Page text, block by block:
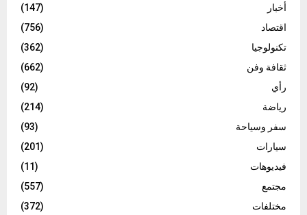
أخبار
(147)
اقتصاد
(756)
تكنولوجيا
(362)
ثقافة وفن
(662)
رأي
(92)
رياضة
(214)
سفر وسياحة
(93)
سيارات
(201)
فيديوهات
(11)
مجتمع
(557)
مختلفات
(372)